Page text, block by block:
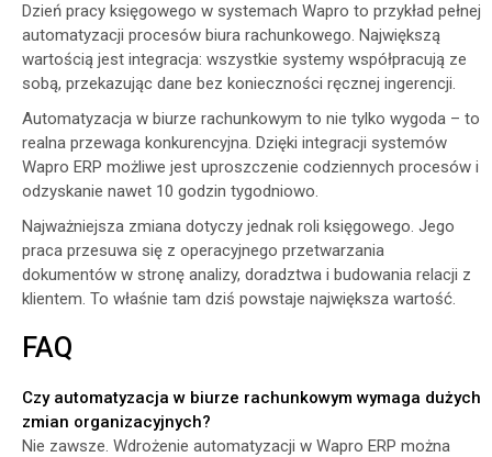
Dzień pracy księgowego w systemach Wapro to przykład pełnej
automatyzacji procesów biura rachunkowego. Największą
wartością jest integracja: wszystkie systemy współpracują ze
sobą, przekazując dane bez konieczności ręcznej ingerencji.
Automatyzacja w biurze rachunkowym to nie tylko wygoda – to
realna przewaga konkurencyjna. Dzięki integracji systemów
Wapro ERP możliwe jest uproszczenie codziennych procesów i
odzyskanie nawet 10 godzin tygodniowo.
Najważniejsza zmiana dotyczy jednak roli księgowego. Jego
praca przesuwa się z operacyjnego przetwarzania
dokumentów w stronę analizy, doradztwa i budowania relacji z
klientem. To właśnie tam dziś powstaje największa wartość.
FAQ
Czy automatyzacja w biurze rachunkowym wymaga dużych
zmian organizacyjnych?
Nie zawsze. Wdrożenie automatyzacji w Wapro ERP można